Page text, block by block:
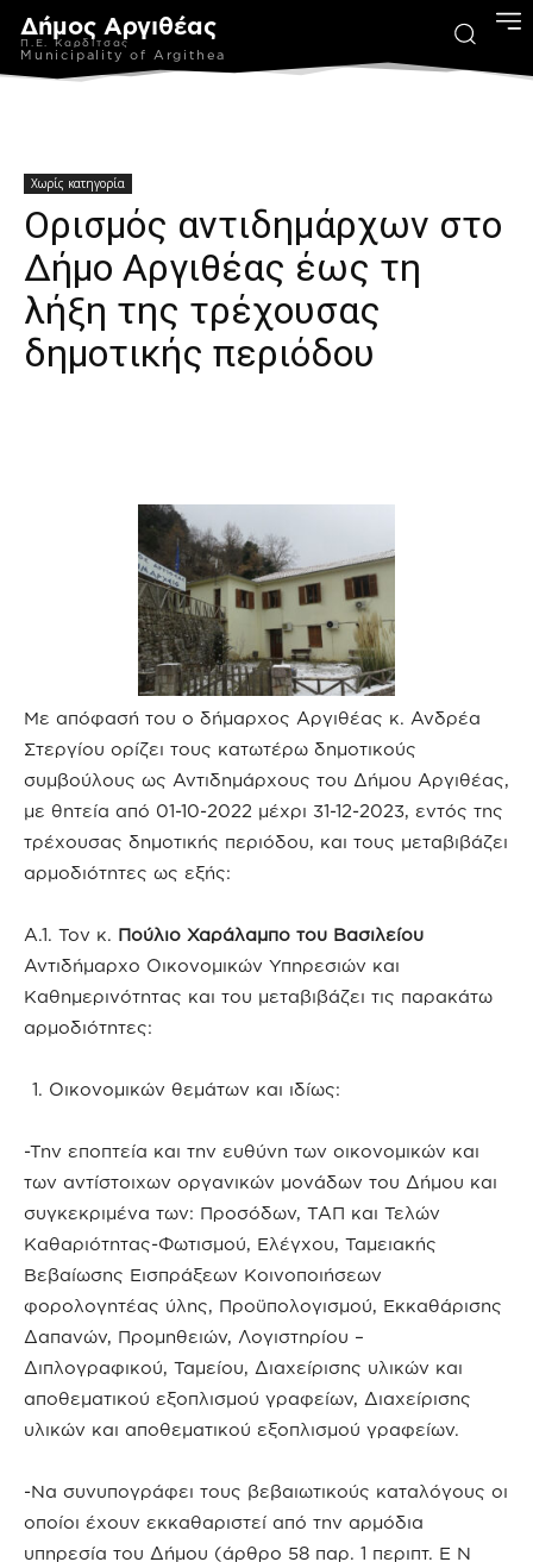
Δήμος Αργιθέας
Π.Ε. Καρδίτσας
Municipality of Argithea
Χωρίς κατηγορία
Ορισμός αντιδημάρχων στο
Δήμο Αργιθέας έως τη
λήξη της τρέχουσας
δημοτικής περιόδου
Με απόφασή του ο δήμαρχος Αργιθέας κ. Ανδρέα
Στεργίου ορίζει τους κατωτέρω δημοτικούς
συμβούλους ως Αντιδημάρχους του Δήμου Αργιθέας,
με θητεία από 01-10-2022 μέχρι 31-12-2023, εντός της
τρέχουσας δημοτικής περιόδου, και τους μεταβιβάζει
αρμοδιότητες ως εξής:
Α.1. Τον κ. Πούλιο Χαράλαμπο του Βασιλείου
Αντιδήμαρχο Οικονομικών Υπηρεσιών και
Καθημερινότητας και του μεταβιβάζει τις παρακάτω
αρμοδιότητες:
Οικονομικών θεμάτων και ιδίως:
-Την εποπτεία και την ευθύνη των οικονομικών και
των αντίστοιχων οργανικών μονάδων του Δήμου και
συγκεκριμένα των: Προσόδων, ΤΑΠ και Τελών
Καθαριότητας-Φωτισμού, Ελέγχου, Ταμειακής
Βεβαίωσης Εισπράξεων Κοινοποιήσεων
φορολογητέας ύλης, Προϋπολογισμού, Εκκαθάρισης
Δαπανών, Προμηθειών, Λογιστηρίου –
Διπλογραφικού, Ταμείου, Διαχείρισης υλικών και
αποθεματικού εξοπλισμού γραφείων, Διαχείρισης
υλικών και αποθεματικού εξοπλισμού γραφείων.
-Να συνυπογράφει τους βεβαιωτικούς καταλόγους οι
οποίοι έχουν εκκαθαριστεί από την αρμόδια
υπηρεσία του Δήμου (άρθρο 58 παρ. 1 περιπτ. Ε Ν